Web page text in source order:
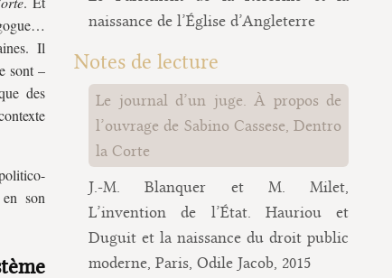
Il
sont –
des
son
naissance de l’Église d’Angleterre
Notes de lecture
Le journal d’un juge. À propos de
l’ouvrage de Sabino Cassese, Dentro
la Corte
J.-M. Blanquer et M. Milet,
L’invention de l’État. Hauriou et
Duguit et la naissance du droit public
moderne, Paris, Odile Jacob, 2015